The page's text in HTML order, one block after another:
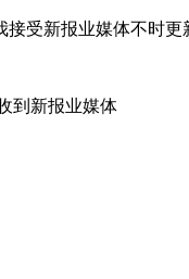
接受新报业媒体不时更
到新报业媒体